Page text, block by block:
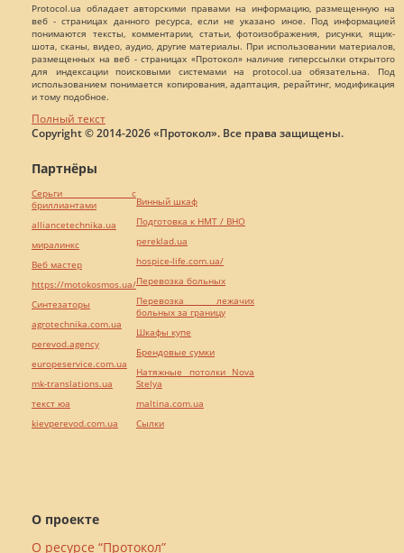
Protocol.ua обладает авторскими правами на информацию, размещенную на
веб - страницах данного ресурса, если не указано иное. Под информацией
понимаются тексты, комментарии, статьи, фотоизображения, рисунки, ящик-
шота, сканы, видео, аудио, другие материалы. При использовании материалов,
размещенных на веб - страницах «Протокол» наличие гиперссылки открытого
для индексации поисковыми системами на protocol.ua обязательна. Под
использованием понимается копирования, адаптация, рерайтинг, модификация
и тому подобное.
Полный текст
Copyright © 2014-2026 «Протокол». Все права защищены.
О проекте
О ресурсе “Протокол”
Партнёры
Серьги с
бриллиантами
alliancetechnika.ua
миралинкс
Веб мастер
https://motokosmos.ua/
Синтезаторы
agrotechnika.com.ua
perevod.agency
europeservice.com.ua
mk-translations.ua
текст юа
kievperevod.com.ua
Винный шкаф
Подготовка к НМТ / ВНО
pereklad.ua
hospice-life.com.ua/
Перевозка больных
Перевозка лежачих
больных за границу
Шкафы купе
Брендовые сумки
Натяжные потолки Nova
Stelya
maltina.com.ua
Cылки